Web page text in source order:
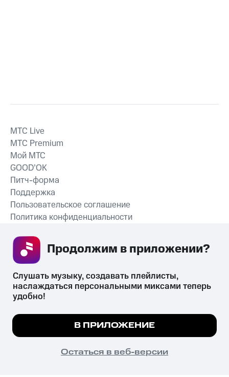
СКАЧАТЬ ПРИЛОЖЕНИЕ
MTС Live
MTС Premium
Мой МТС
GOOD’OK
Питч-форма
Поддержка
Пользовательское соглашение
Политика конфиденциальности
психотропных веществ, их аналогов причиняет вред здоровью,
их незаконный оборот запрещён и влечёт установленную
законодательством ответственность.
© 2026 ООО «КИОН».
Все права защищены
Мы используем куки, чтобы на сайте все
Подробнее
ПОНЯТНО
Слушать музыку, создавать плейлисты,
наслаждаться персональными миксами теперь
удобно!
В ПРИЛОЖЕНИЕ
Остаться в веб-версии